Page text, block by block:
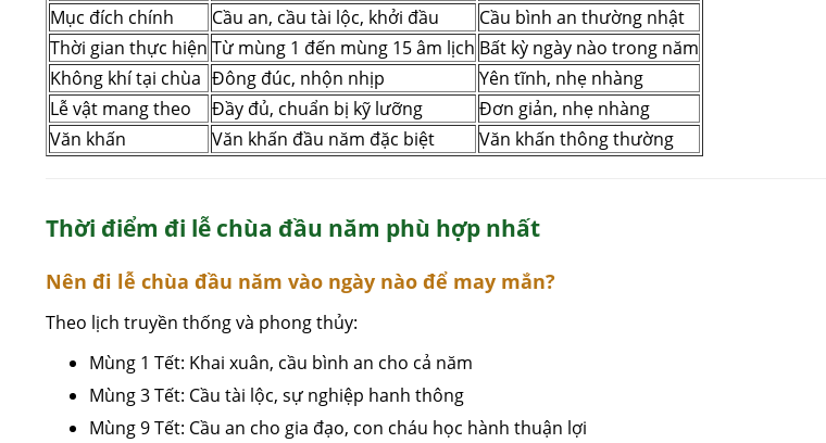
Mục đích chính
Cầu an, cầu tài lộc, khởi đầu
Cầu bình an thường nhật
Thời gian thực hiện Từ mùng 1 đến mùng 15 âm lịch Bất kỳ ngày nào trong năm
Không khí tại chùa Đông đúc, nhộn nhịp
Yên tĩnh, nhẹ nhàng
Lễ vật mang theo
Đầy đủ, chuẩn bị kỹ lưỡng
Đơn giản, nhẹ nhàng
Văn khấn
Văn khấn đầu năm đặc biệt Văn khấn thông thường
Thời điểm đi lễ chùa đầu năm phù hợp nhất
Nên đi lễ chùa đầu năm vào ngày nào để may mắn?
Theo lịch truyền thống và phong thủy:
Mùng 1 Tết: Khai xuân, cầu bình an cho cả năm
Mùng 3 Tết: Cầu tài lộc, sự nghiệp hanh thông
Mùng 9 Tết: Cầu an cho gia đạo, con cháu học hành thuận lợi